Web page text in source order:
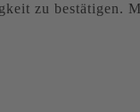
zu bestätigen.